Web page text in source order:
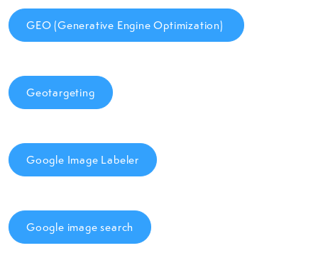
GEO (Generative Engine Optimization)
Geotargeting
Google Image Labeler
Google image search